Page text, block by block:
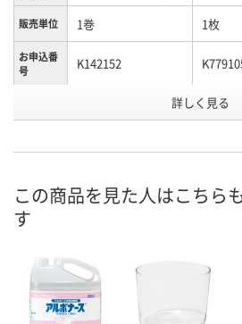
販売単位 1巻 1枚
お申込番
号
K142152
あり
数量 数量
詳しく見る
この商品を見た人はこちら
す